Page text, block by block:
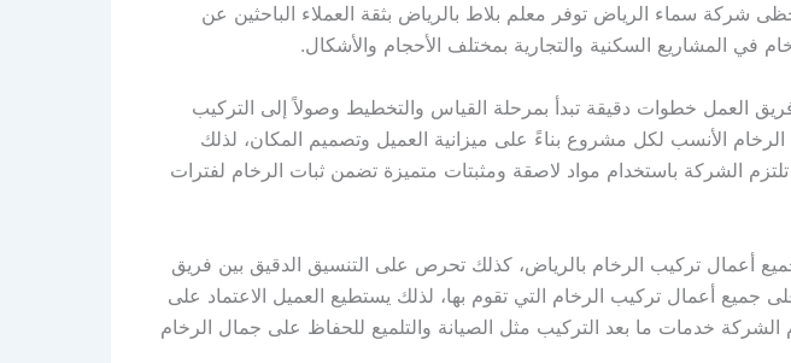
شركة سماء الرياض توفر معلم بلاط بالرياض بثقة العملاء الباحثين عن
المشاريع السكنية والتجارية بمختلف الأحجام والأشكال.
العمل خطوات دقيقة تبدأ بمرحلة القياس والتخطيط وصولاً إلى التركيب
الأنسب لكل مشروع بناءً على ميزانية العميل وتصميم المكان، لذلك
الشركة باستخدام مواد لاصقة ومثبتات متميزة تضمن ثبات الرخام لفترات
أعمال تركيب الرخام بالرياض، كذلك تحرص على التنسيق الدقيق بين فريق
أعمال تركيب الرخام التي تقوم بها، لذلك يستطيع العميل الاعتماد على
خدمات ما بعد التركيب مثل الصيانة والتلميع للحفاظ على جمال الرخام